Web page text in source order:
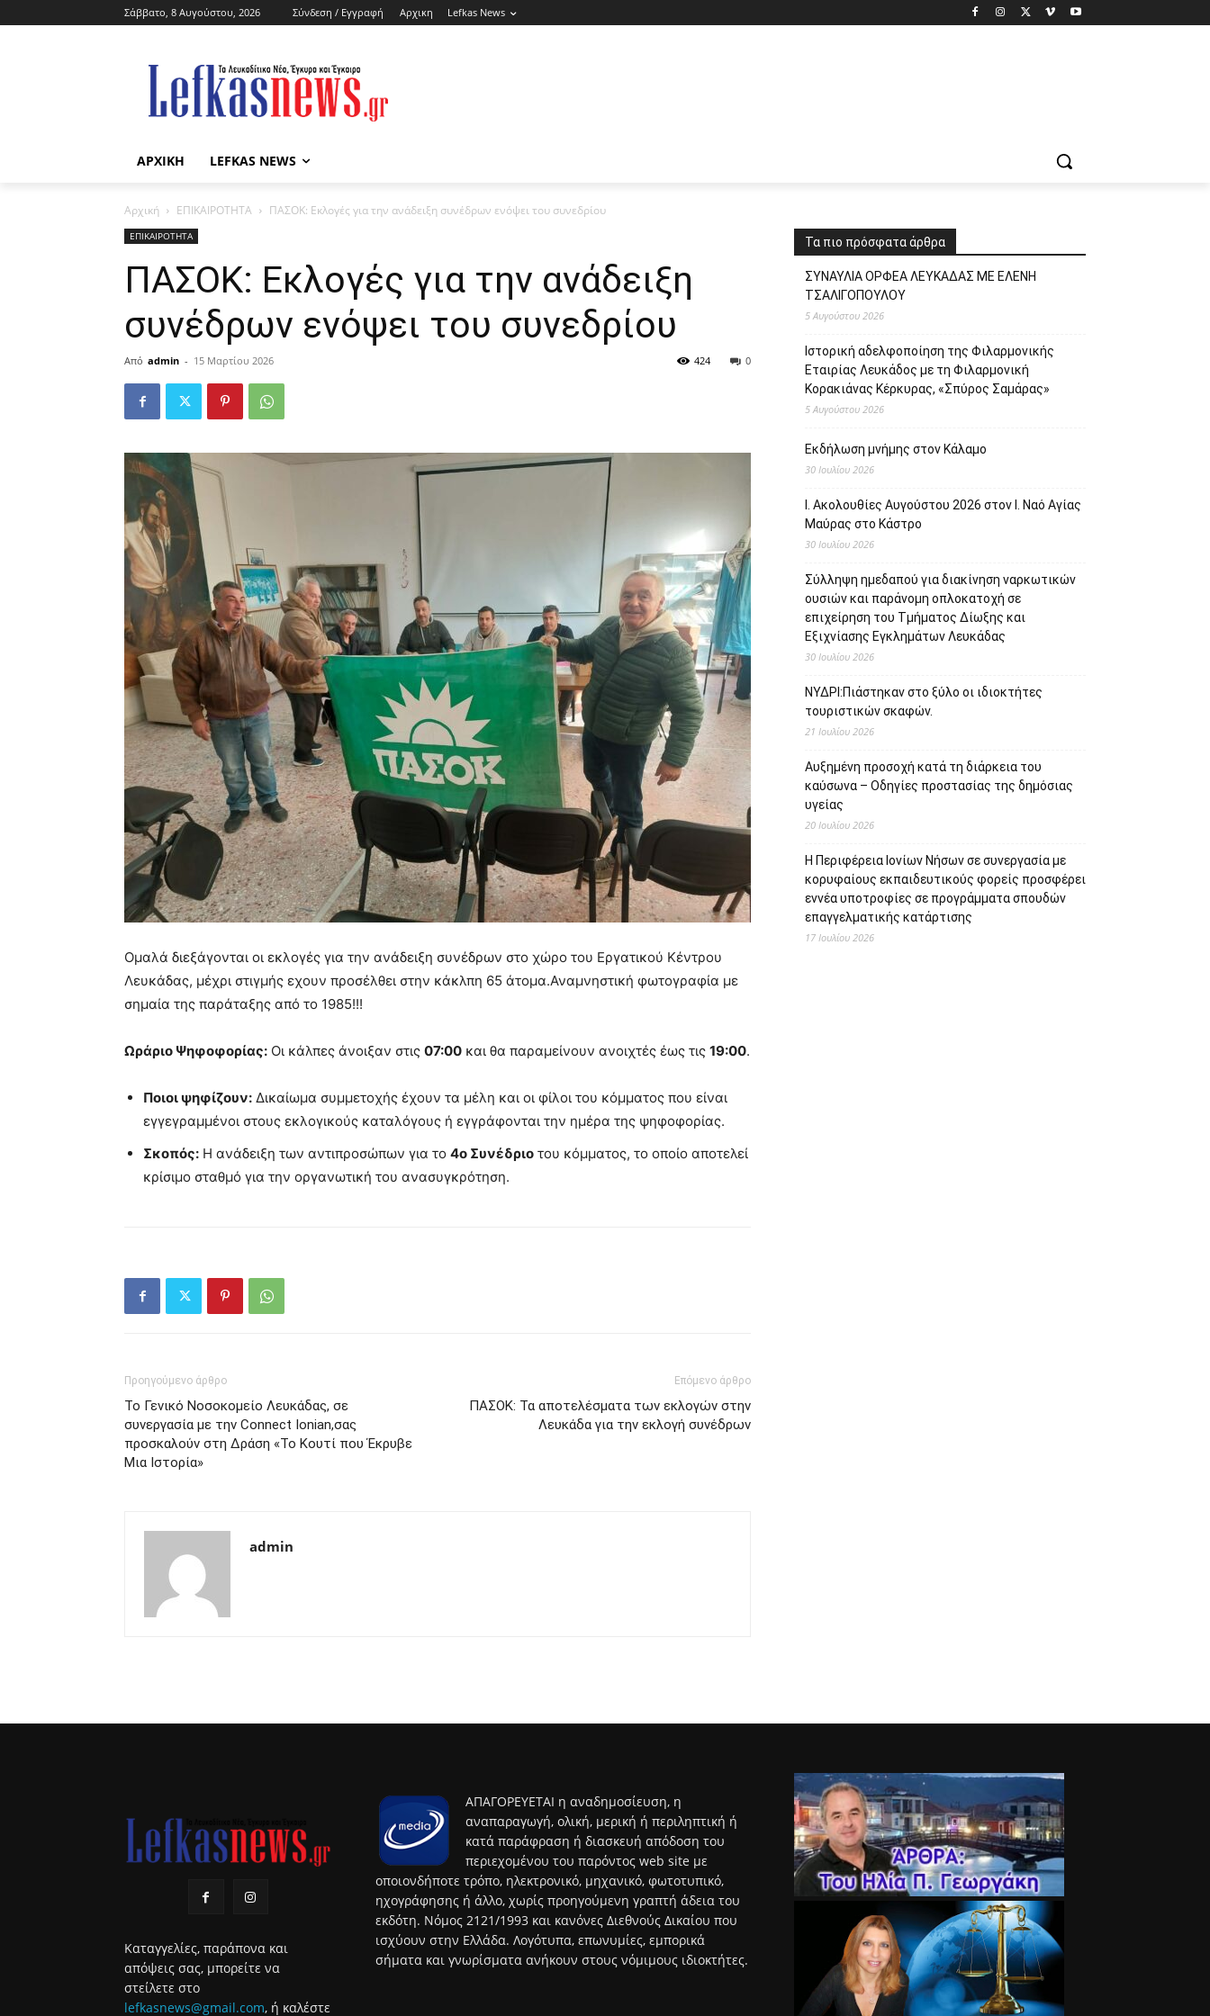
Σάββατο, 8 Αυγούστου, 2026 Σύνδεση / Εγγραφή Αρχικη Lefkas News
ΑΡΧΙΚΗ LEFKAS NEWS
Αρχική ΕΠΙΚΑΙΡΟΤΗΤΑ ΠΑΣΟΚ: Εκλογές για την ανάδειξη συνέδρων ενόψει του συνεδρίου
ΕΠΙΚΑΙΡΟΤΗΤΑ
ΠΑΣΟΚ: Εκλογές για την ανάδειξη
συνέδρων ενόψει του συνεδρίου
Από admin - 15 Μαρτίου 2026 0
424
Oμαλά διεξάγονται οι εκλογές για την ανάδειξη συνέδρων στο χώρο του Εργατικού Κέντρου
Λευκάδας, μέχρι στιγμής εχουν προσέλθει στην κάκλπη 65 άτομα.Αναμνηστική φωτογραφία με
σημαία της παράταξης από το 1985!!!
Ωράριο Ψηφοφορίας: Οι κάλπες άνοιξαν στις 07:00 και θα παραμείνουν ανοιχτές έως τις 19:00.
Ποιοι ψηφίζουν: Δικαίωμα συμμετοχής έχουν τα μέλη και οι φίλοι του κόμματος που είναι
εγγεγραμμένοι στους εκλογικούς καταλόγους ή εγγράφονται την ημέρα της ψηφοφορίας.
Σκοπός: Η ανάδειξη των αντιπροσώπων για το 4ο Συνέδριο του κόμματος, το οποίο αποτελεί
κρίσιμο σταθμό για την οργανωτική του ανασυγκρότηση.
Προηγούμενο άρθρο
Το Γενικό Νοσοκομείο Λευκάδας, σε
συνεργασία με την Connect Ionian,σας
προσκαλούν στη Δράση «Το Κουτί που Έκρυβε
Μια Ιστορία»
Επόμενο άρθρο
ΠΑΣΟΚ: Τα αποτελέσματα των εκλογών στην
Λευκάδα για την εκλογή συνέδρων
admin
Τα πιο πρόσφατα άρθρα
ΣΥΝΑΥΛΙΑ ΟΡΦΕΑ ΛΕΥΚΑΔΑΣ ΜΕ ΕΛΕΝΗ
ΤΣΑΛΙΓΟΠΟΥΛΟΥ
5 Αυγούστου 2026
Ιστορική αδελφοποίηση της Φιλαρμονικής
Εταιρίας Λευκάδος με τη Φιλαρμονική
Κορακιάνας Κέρκυρας, «Σπύρος Σαμάρας»
5 Αυγούστου 2026
Εκδήλωση μνήμης στον Κάλαμο
30 Ιουλίου 2026
Ι. Ακολουθίες Αυγούστου 2026 στον Ι. Ναό Αγίας
Μαύρας στο Κάστρο
30 Ιουλίου 2026
Σύλληψη ημεδαπού για διακίνηση ναρκωτικών
ουσιών και παράνομη οπλοκατοχή σε
επιχείρηση του Τμήματος Δίωξης και
Εξιχνίασης Εγκλημάτων Λευκάδας
30 Ιουλίου 2026
ΝΥΔΡΙ:Πιάστηκαν στο ξύλο οι ιδιοκτήτες
τουριστικών σκαφών.
21 Ιουλίου 2026
Αυξημένη προσοχή κατά τη διάρκεια του
καύσωνα – Οδηγίες προστασίας της δημόσιας
υγείας
20 Ιουλίου 2026
Η Περιφέρεια Ιονίων Νήσων σε συνεργασία με
κορυφαίους εκπαιδευτικούς φορείς προσφέρει
εννέα υποτροφίες σε προγράμματα σπουδών
επαγγελματικής κατάρτισης
17 Ιουλίου 2026
Καταγγελίες, παράπονα και
απόψεις σας, μπορείτε να
στείλετε στο
lefkasnews@gmail.com, ή καλέστε
ΑΠΑΓΟΡΕΥΕΤΑΙ η αναδημοσίευση, η
αναπαραγωγή, ολική, μερική ή περιληπτική ή
κατά παράφραση ή διασκευή απόδοση του
περιεχομένου του παρόντος web site με
οποιονδήποτε τρόπο, ηλεκτρονικό, μηχανικό, φωτοτυπικό,
ηχογράφησης ή άλλο, χωρίς προηγούμενη γραπτή άδεια του
εκδότη. Νόμος 2121/1993 και κανόνες Διεθνούς Δικαίου που
ισχύουν στην Ελλάδα. Λογότυπα, επωνυμίες, εμπορικά
σήματα και γνωρίσματα ανήκουν στους νόμιμους ιδιοκτήτες.